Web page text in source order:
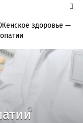
Женское здоровье —